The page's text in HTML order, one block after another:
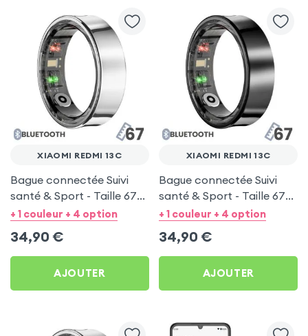
XIAOMI REDMI 13C
Bague connectée Suivi
santé & Sport - Taille 67
Argent
+ 1 couleur + 4 option
34,90 €
AJOUTER
XIAOMI REDMI 13C
Bague connectée Suivi
santé & Sport - Taille 67
Noir
+ 1 couleur + 4 option
34,90 €
AJOUTER